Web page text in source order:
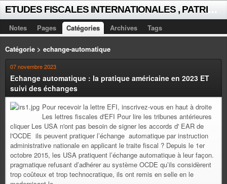
Notes Pages Catégories Archives Tags
Catégorie > echange-automatique
07 novembre 2023
Echange automatique : la pratique américaine en 2023 ET
suivi des échanges
Pour recevoir la lettre EFI, inscrivez-vous en haut à droite
Les lettres fiscales d'EFI Pour lire les tribunes antérieures
cliquer Les USA n'ont pas besoin de signer les accords d' EAR de
l'OCDE ils peuvent pratiquer l’échange automatique par instruction
administrative nationale en applicant le traite fiscal ? Depuis le 1er
octobre 2015, les USA pratiquent l’échange automatique à leur façon.
pragmatique refusant d’adhérer au système OCDE qu’ils considèrent
trop coûteux et trop technocratique, ils ont remis en selle en le